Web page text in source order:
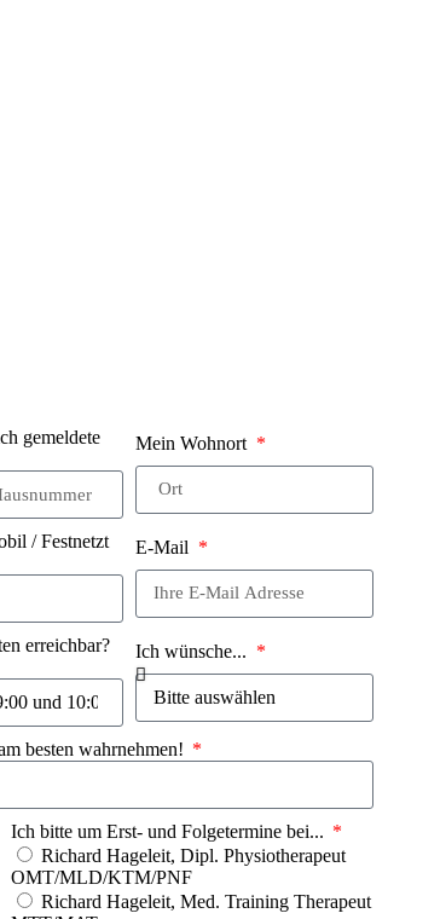
gemeldete
Mein Wohnort
/ Festnetzt E-Mail
erreichbar? Ich wünsche...
besten wahrnehmen!
Ich bitte um Erst- und Folgetermine bei...
Richard Hageleit, Dipl. Physiotherapeut
OMT/MLD/KTM/PNF
Richard Hageleit, Med. Training Therapeut